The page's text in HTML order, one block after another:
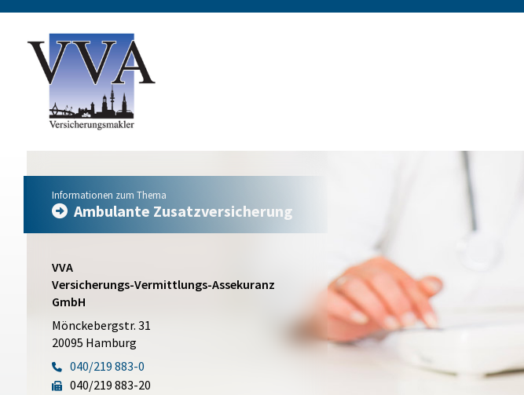
Informationen zum Thema
Ambulante Zusatzversicherung
VVA
Versicherungs-Vermittlungs-Assekuranz
GmbH
Mönckebergstr. 31
20095 Hamburg
040/219 883-0
040/219 883-20